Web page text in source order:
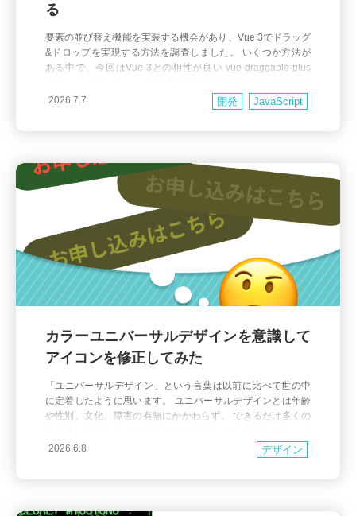
る
要素の並び替え機能を実装する機会があり、Vue 3でドラッグ
&ドロップを実現する方法を調査しました。 いくつか方法が
ある中で、今回はVue 3との相性が良い vue-draggable-plus
入から基本的な使い方までを紹介します。 vue-draggable-plu
2026.7.7 開発 JavaScript
カラーユニバーサルデザインを意識して
アイコンを修正してみた
「ユニバーサルデザイン」という言葉は以前に比べて世の中
に定着したように思います。 ユニバーサルデザインとは年齢
や性別、文化、障害の有無にかかわらず、 できるだけ多くの
く「バリアフリー」と混同されがちですが、少し意味が違い
ます。 バリアフリーは、主に高齢の方や障害のある方など、
2026.6.8 デザイン